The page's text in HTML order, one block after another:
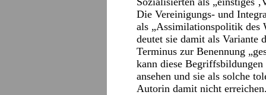
Die Vereinigungs- und
als „Assimilationspolitik des
deutet sie damit als Variante
Terminus zur Benennung
kann diese
ansehen und sie als solche
Autorin damit nicht